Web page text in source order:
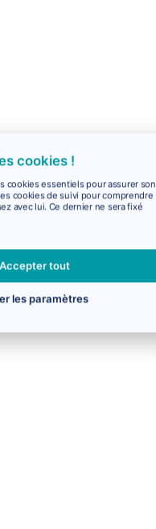
cookies !
cookies essentiels pour assurer son
cookies de suivi pour comprendre
avec lui. Ce dernier ne sera fixé
Accepter tout
les paramètres